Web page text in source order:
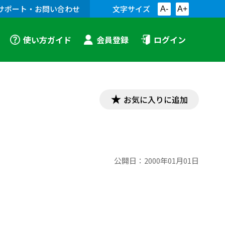
ポート・お問い合わせ 文字サイズ A- A+
使い方ガイド 会員登録 ログイン
お気に入りに追加
公開日： 2000年01月01日